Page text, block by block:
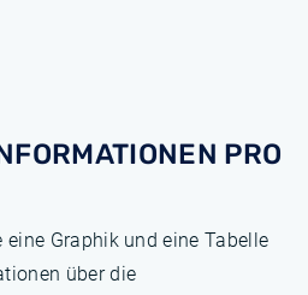
PRO
Graphik und eine Tabelle
über die